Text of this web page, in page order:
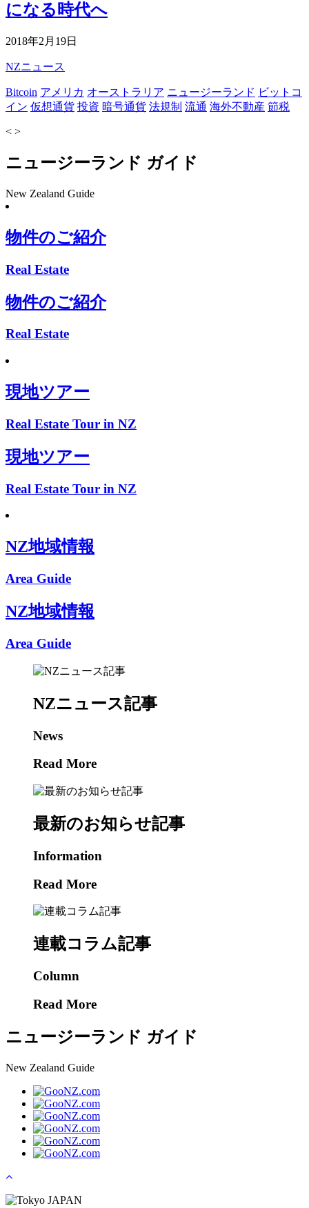
になる時代へ
2018年2月19日
NZニュース
Bitcoin アメリカ オーストラリア ニュージーランド ビットコ
イン 仮想通貨 投資 暗号通貨 法規制 流通 海外不動産 節税
< >
ニュージーランド ガイド
New Zealand Guide
物件のご紹介
Real Estate
物件のご紹介
Real Estate
現地ツアー
Real Estate Tour in NZ
現地ツアー
Real Estate Tour in NZ
NZ地域情報
Area Guide
NZ地域情報
Area Guide
NZニュース記事
News
Read More
最新のお知らせ記事
Information
Read More
連載コラム記事
Column
Read More
ニュージーランド ガイド
New Zealand Guide
Tokyo JAPAN